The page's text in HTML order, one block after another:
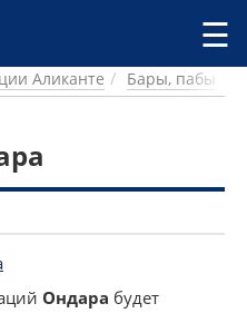
☰
Аликанте Бары, пабы
Ондара будет